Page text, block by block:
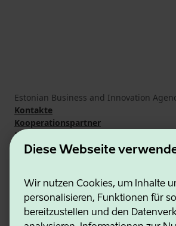
Diese Webseite
Wir nutzen Cookies, um Inhalte
personalisieren, Funktionen für
bereitzustellen und den
Estonian Business and Innovation
Kontakte
Kooperationspartner
Nutzungsbedingungen
Cookie- und Datenschutzrichtlinie